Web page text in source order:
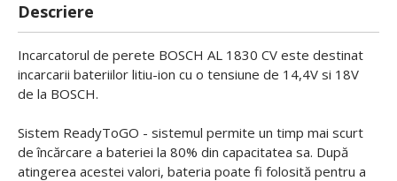
Descriere
Incarcatorul de perete BOSCH AL 1830 CV este destinat
incarcarii bateriilor litiu-ion cu o tensiune de 14,4V si 18V
de la BOSCH.
Sistem ReadyToGO - sistemul permite un timp mai scurt
de încărcare a bateriei la 80% din capacitatea sa. După
atingerea acestei valori, bateria poate fi folosită pentru a